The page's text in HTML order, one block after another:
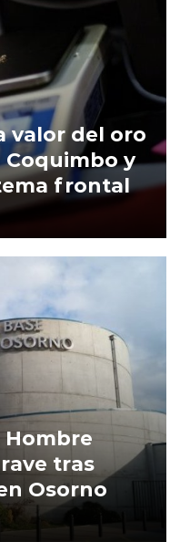
valor del oro
y
frontal
Hombre
tras
Osorno